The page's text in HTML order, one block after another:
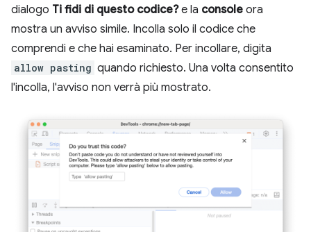
dialogo Ti fidi di questo codice?e la console ora
mostra un avviso simile. Incolla solo il codice che
comprendi e che hai esaminato. Per incollare, digita
allow pasting quando richiesto. Una volta consentito
l'incolla, l'avviso non verrà più mostrato.